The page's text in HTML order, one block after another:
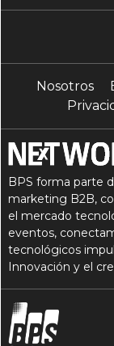
Nosotros
BPS forma parte
marketing B2B,
el mercado
eventos,
tecnológicos
Innovación y el